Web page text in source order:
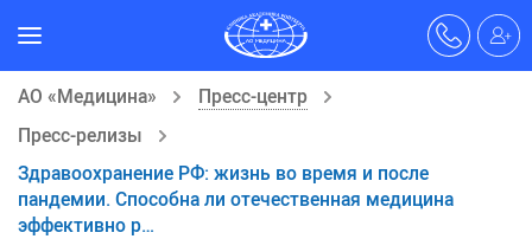
АО «Медицина»
Пресс-центр
Пресс-релизы
Здравоохранение РФ: жизнь во время и после
пандемии. Способна ли отечественная медицина
эффективно р…